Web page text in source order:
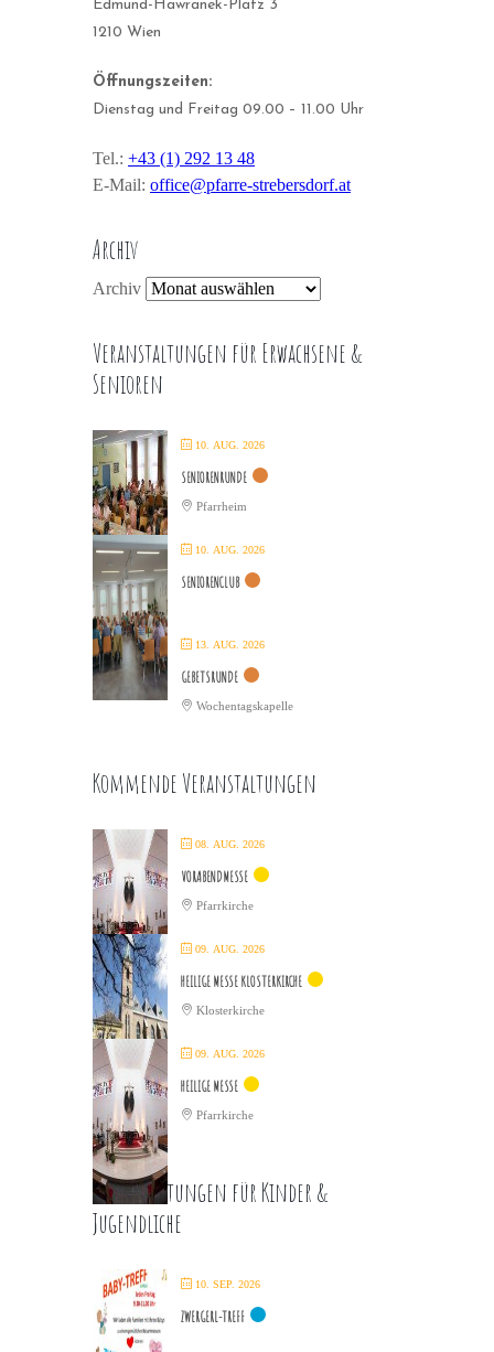
Edmund-Hawranek-Platz 3
1210 Wien
Öffnungszeiten:
Dienstag und Freitag 09.00 – 11.00 Uhr
Tel.: +43 (1) 292 13 48
E-Mail: office@pfarre-strebersdorf.at
Archiv
Archiv
Veranstaltungen für Erwachsene &
Senioren
10. AUG. 2026
SENIORENRUNDE
Pfarrheim
10. AUG. 2026
SENIORENCLUB
13. AUG. 2026
GEBETSRUNDE
Wochentagskapelle
Kommende Veranstaltungen
08. AUG. 2026
VORABENDMESSE
Pfarrkirche
09. AUG. 2026
HEILIGE MESSE KLOSTERKIRCHE
Klosterkirche
09. AUG. 2026
HEILIGE MESSE
Pfarrkirche
Veranstaltungen für Kinder &
Jugendliche
10. SEP. 2026
ZWERGERL-TREFF